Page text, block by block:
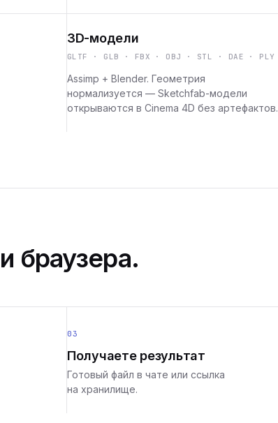
3D-модели
GLTF · GLB · FBX · OBJ · STL · DAE · PLY
Assimp + Blender. Геометрия
нормализуется — Sketchfab-модели
открываются в Cinema 4D без артефактов.
браузера.
03
Получаете результат
Готовый файл в чате или ссылка
на хранилище.